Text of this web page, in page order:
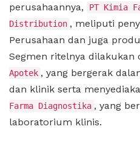
perusahaannya,
PT Kimia
Distribution , meliputi
Perusahaan dan juga
Segmen ritelnya dilakukan
Apotek , yang bergerak
dan klinik serta
Farma Diagnostika , yang
laboratorium klinis.